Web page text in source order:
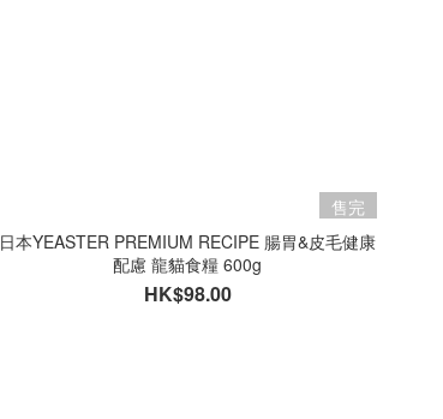
售完
日本YEASTER PREMIUM RECIPE 腸胃&皮毛健康
配慮 龍貓食糧 600g
HK$98.00